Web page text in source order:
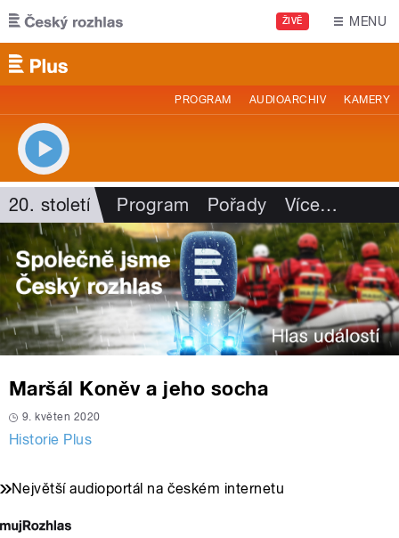
Přejít k hlavnímu obsahu
ŽIVĚ MENU
PROGRAM AUDIOARCHIV KAMERY
20. století Program Pořady Více…
Maršál Koněv a jeho socha
9. květen 2020
Historie Plus
Největší audioportál na českém internetu